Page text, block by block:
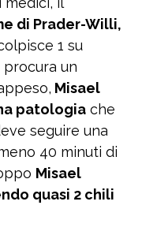
di Prader-Willi,
1 su
procura un
Misael
patologia che
seguire una
40 minuti di
Misael
quasi 2 chili